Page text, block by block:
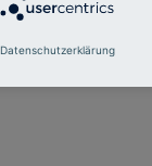
Datenschutzerklärung